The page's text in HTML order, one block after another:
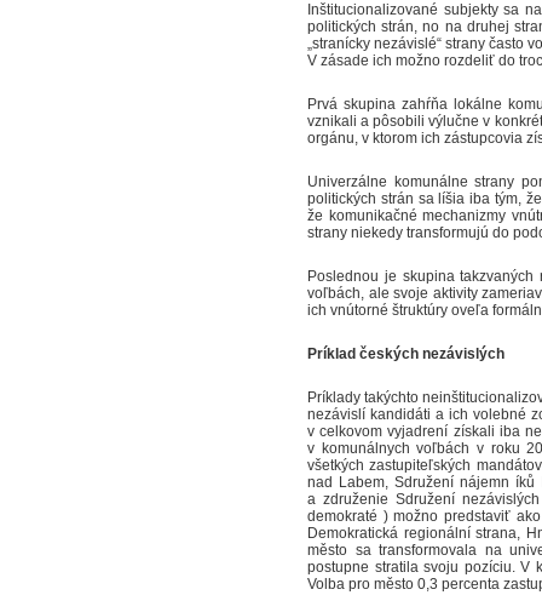
Inštitucionalizované subjekty sa
politických strán, no na druhej
„stranícky nezávislé“ strany často
V zásade ich možno rozdeliť do
Prvá skupina zahŕňa lokálne
vznikali a pôsobili výlučne v
orgánu, v ktorom ich zástupcovia
Univerzálne komunálne strany
politických strán sa líšia iba tým,
že komunikačné mechanizmy
strany niekedy transformujú do
Poslednou je skupina
voľbách, ale svoje aktivity
ich vnútorné štruktúry oveľa
Príklad českých nezávislých
Príklady takýchto
nezávislí kandidáti a ich volebné
v celkovom vyjadrení získali iba
v komunálnych voľbách v roku
všetkých zastupiteľských
nad Labem, Sdružení nájemn
a združenie Sdružení
demokraté ) možno predstaviť
Demokratická regionální strana,
město sa transformovala na
postupne stratila svoju pozíciu. V
Volba pro město 0,3 percenta